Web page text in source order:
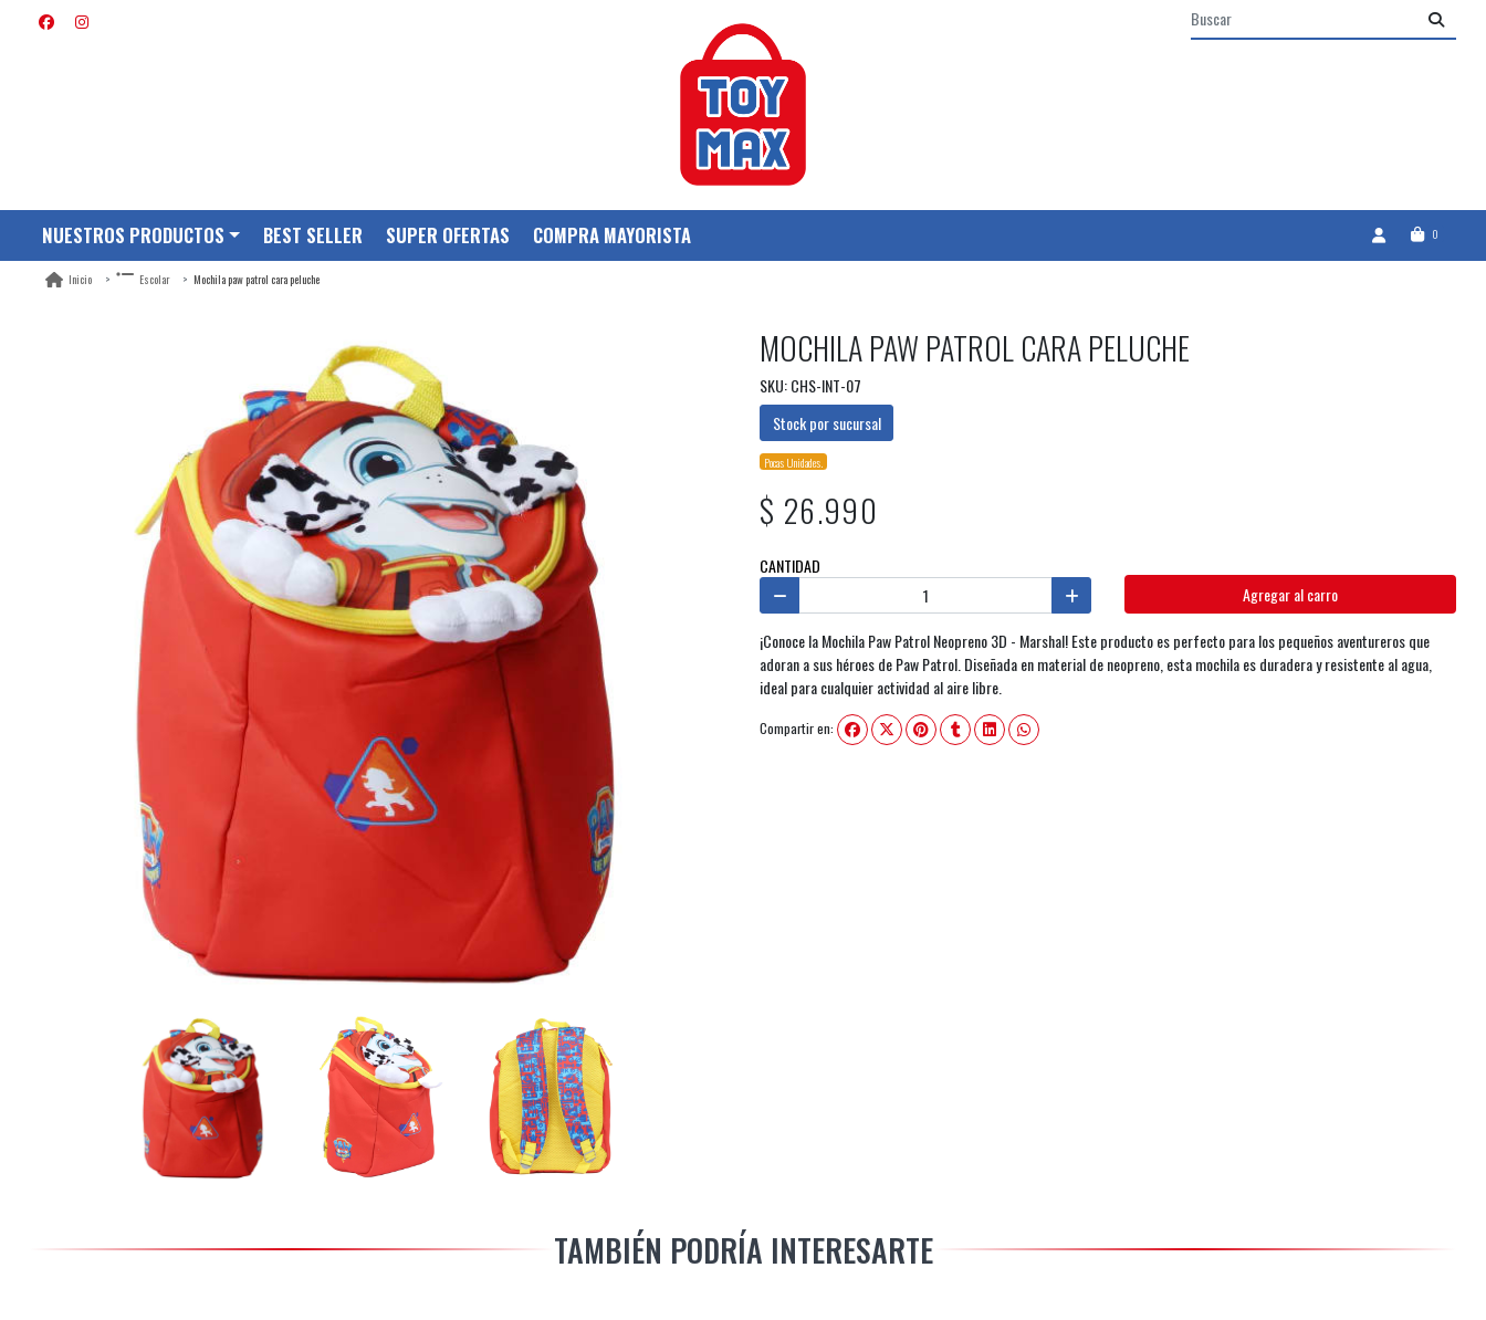
NUESTROS PRODUCTOS BEST SELLER SUPER OFERTAS COMPRA MAYORISTA 0
Inicio Escolar Mochila paw patrol cara peluche
MOCHILA PAW PATROL CARA PELUCHE
SKU: CHS-INT-07
Stock por sucursal
Pocas Unidades.
$ 26.990
CANTIDAD
Agregar al carro
¡Conoce la Mochila Paw Patrol Neopreno 3D - Marshal! Este producto es perfecto para los pequeños aventureros que
adoran a sus héroes de Paw Patrol. Diseñada en material de neopreno, esta mochila es duradera y resistente al agua,
ideal para cualquier actividad al aire libre.
Compartir en:
TAMBIÉN PODRÍA INTERESARTE